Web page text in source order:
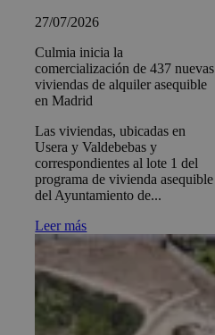
27/07/2026
Culmia inicia la
comercialización de 437 nuevas
viviendas de alquiler asequible
en Madrid
Las viviendas, ubicadas en
Usera y Valdebebas y
correspondientes al lote 1 del
programa de vivienda asequible
del Ayuntamiento de...
Leer más